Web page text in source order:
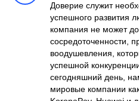
Доверие служит
успешного развития
компания не может
сосредоточенности,
воодушевления,
успешной
сегодняшний день,
мировые компании